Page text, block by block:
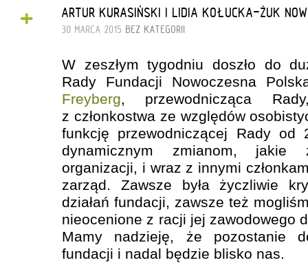
+ ARTUR KURASIŃSKI I LIDIA KOŁUCKA-ŻUK
30 MARCA 2015 BEZ KATEGORII
W zeszłym tygodniu doszło do
Rady Fundacji Nowoczesna
Freyberg, przewodnicząca
z członkostwa ze względów
funkcję przewodniczącej Rady od
dynamicznym zmianom, jakie
organizacji, i wraz z innymi
zarząd. Zawsze była życzliwie
działań fundacji, zawsze też
nieocenione z racji jej zawodowego
Mamy nadzieję, że pozostanie
fundacji i nadal będzie blisko nas.